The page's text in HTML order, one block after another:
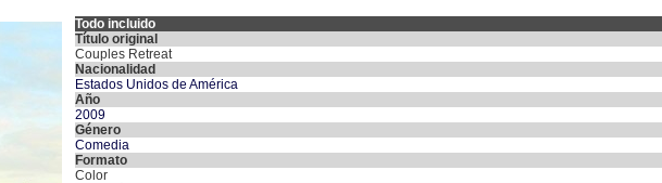
Todo incluido
Título original
Couples Retreat
Nacionalidad
Estados Unidos de América
Año
2009
Género
Comedia
Formato
Color